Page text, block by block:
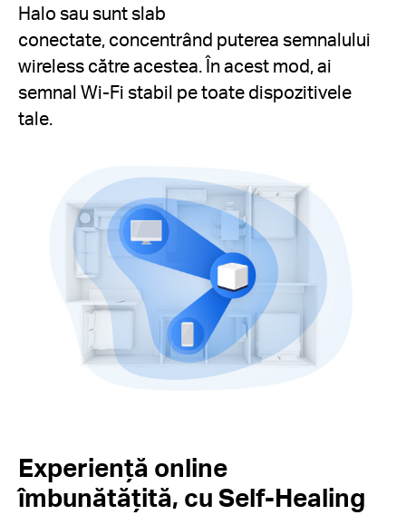
Halo sau sunt slab
conectate, concentrând puterea semnalului
wireless către acestea. În acest mod, ai
semnal Wi-Fi stabil pe toate dispozitivele
tale.
Experiență online
îmbunătățită, cu Self-Healing